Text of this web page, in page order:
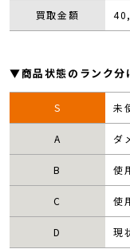
買取金額
▼商品状態のランク分
S 未
A ダ
B 使
C 使
D 現